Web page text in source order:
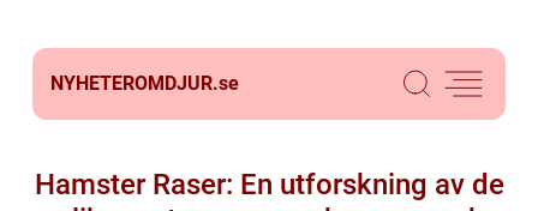
NYHETEROMDJUR.se
Hamster Raser: En utforskning av de